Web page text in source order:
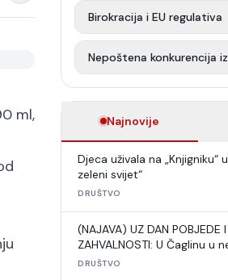
ml,
Birokracija i EU regulativa
Nepoštena konkurencija
Najnovije
Djeca uživala na „Knjigniku“
zeleni svijet“
DRUŠTVO
(NAJAVA) UZ DAN POBJEDE
ZAHVALNOSTI: U Čaglinu u
međunarodni šahovski turnir
DRUŠTVO